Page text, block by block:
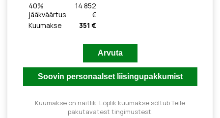
40%
jääkväärtus
14 852
€
Kuumakse
351 €
Kuumakse on näitlik. Lõplik kuumakse sõltub Teile
pakutavatest tingimustest.